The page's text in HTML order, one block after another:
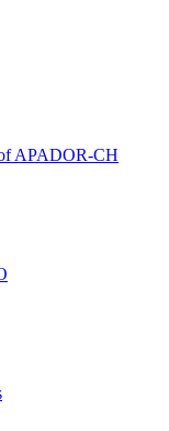
of APADOR-CH